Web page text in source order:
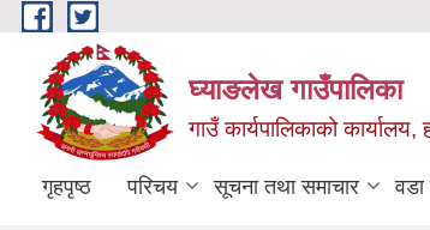
Skip to main content
घ्याङलेख गाउँपालिका
गाउँ कार्यपालिकाको
गृहपृष्ठ परिचय सूचना तथा समाचार वडा